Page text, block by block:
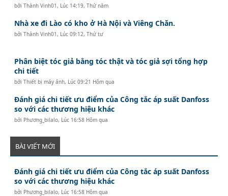
bởiThành Vinh01 , Lúc 14:19, Thứ năm
Nhà xe đi Lào có kho ở Hà Nội và Viêng Chăn.
bởiThành Vinh01 , Lúc 09:12, Thứ tư
Phân biệt tóc giả bằng tóc thật và tóc giả sợi tổng hợp
chi tiết
bởiThiết bị máy ảnh, Lúc 09:21 Hôm qua
Đánh giá chi tiết ưu điểm của Công tắc áp suất Danfoss
so với các thương hiệu khác
bởi Phương_bilalo, Lúc 16:58 Hôm qua
BÀI VIẾT MỚI
Đánh giá chi tiết ưu điểm của Công tắc áp suất Danfoss
so với các thương hiệu khác
bởi Phương_bilalo, Lúc 16:58 Hôm qua